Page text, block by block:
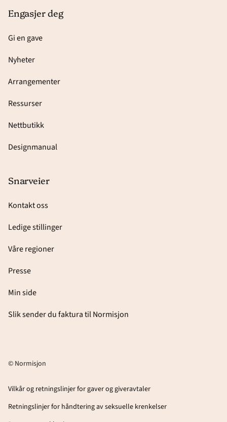
Engasjer deg
Gi en gave
Nyheter
Arrangementer
Ressurser
Nettbutikk
Designmanual
Snarveier
Kontakt oss
Ledige stillinger
Våre regioner
Presse
Min side
Slik sender du faktura til Normisjon
© Normisjon
Vilkår og retningslinjer for gaver og giveravtaler
Retningslinjer for håndtering av seksuelle krenkelser